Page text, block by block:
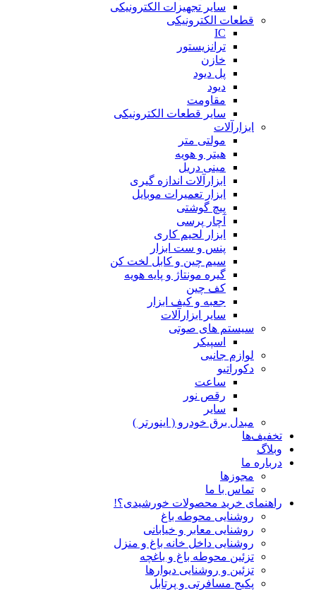
سایر تجهیزات الکترونیکی
قطعات الکترونیکی
IC
ترانزیستور
خازن
پل دیود
دیود
مقاومت
سایر قطعات الکترونیکی
ابزارآلات
مولتی متر
هیتر و هویه
مینی دریل
ابزارآلات اندازه گیری
ابزار تعمیرات موبایل
پیچ گوشتی
آچار پرسی
ابزار لحیم کاری
پنس و ست ابزار
سیم چین و کابل لخت کن
گیره مونتاژ و پایه هویه
کف چین
جعبه و کیف ابزار
سایر ابزارآلات
سیستم های صوتی
اسپیکر
لوازم جانبی
دکوراتیو
ساعت
رقص نور
سایر
مبدل برق خودرو ( اینورتر )
تخفیف‌ها
وبلاگ
درباره ما
مجوزها
تماس با ما
راهنمای خرید محصولات خورشیدی؟!
روشنایی محوطه باغ
روشنایی معابر و خیابانی
روشنایی داخل خانه باغ و منزل
تزئین محوطه باغ و باغچه
تزئین و روشنایی دیوارها
پکیج مسافرتی و پرتابل